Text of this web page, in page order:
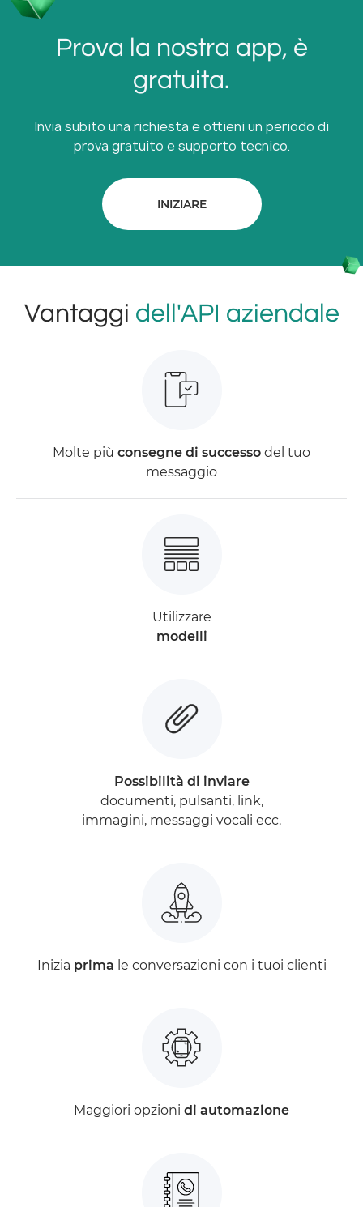
Prova la nostra app, è
gratuita.
Invia subito una richiesta e ottieni un periodo di
prova gratuito e supporto tecnico.
INIZIARE
Vantaggi dell'API aziendale
Molte più consegne di successo del tuo
messaggio
Utilizzare
modelli
Possibilità di inviare
documenti, pulsanti, link,
immagini, messaggi vocali ecc.
Inizia prima le conversazioni con i tuoi clienti
Maggiori opzioni di automazione